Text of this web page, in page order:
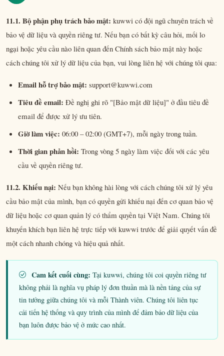
11.1. Bộ phận phụ trách bảo mật: kuwwi có đội ngũ chuyên trách về
bảo vệ dữ liệu và quyền riêng tư. Nếu bạn có bất kỳ câu hỏi, mối lo
ngại hoặc yêu cầu nào liên quan đến Chính sách bảo mật này hoặc
cách chúng tôi xử lý dữ liệu của bạn, vui lòng liên hệ với chúng tôi qua:
Email hỗ trợ bảo mật: support@kuwwi.com
Tiêu đề email: Đề nghị ghi rõ "[Bảo mật dữ liệu]" ở đầu tiêu đề
email để được xử lý ưu tiên.
Giờ làm việc: 06:00 – 02:00 (GMT+7), mỗi ngày trong tuần.
Thời gian phản hồi: Trong vòng 5 ngày làm việc đối với các yêu
cầu về quyền riêng tư.
11.2. Khiếu nại: Nếu bạn không hài lòng với cách chúng tôi xử lý yêu
cầu bảo mật của mình, bạn có quyền gửi khiếu nại đến cơ quan bảo vệ
dữ liệu hoặc cơ quan quản lý có thẩm quyền tại Việt Nam. Chúng tôi
khuyến khích bạn liên hệ trực tiếp với kuwwi trước để giải quyết vấn đề
một cách nhanh chóng và hiệu quả nhất.
Cam kết cuối cùng: Tại kuwwi, chúng tôi coi quyền riêng tư
không phải là nghĩa vụ pháp lý đơn thuần mà là nền tảng của sự
tin tưởng giữa chúng tôi và mỗi Thành viên. Chúng tôi liên tục
cải tiến hệ thống và quy trình của mình để đảm bảo dữ liệu của
bạn luôn được bảo vệ ở mức cao nhất.